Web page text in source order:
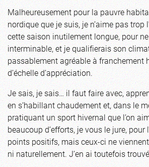
Malheureusement pour la pauvre
nordique que je suis, je n’aime pas trop
cette saison inutilement longue, pour
interminable, et je qualifierais son
passablement agréable à franchement
d’échelle d’appréciation.
Je sais, je sais… il faut faire avec,
en s’habillant chaudement et, dans le
pratiquant un sport hivernal que l’on
beaucoup d’efforts, je vous le jure, pour
points positifs, mais ceux-ci ne
ni naturellement. J’en ai toutefois